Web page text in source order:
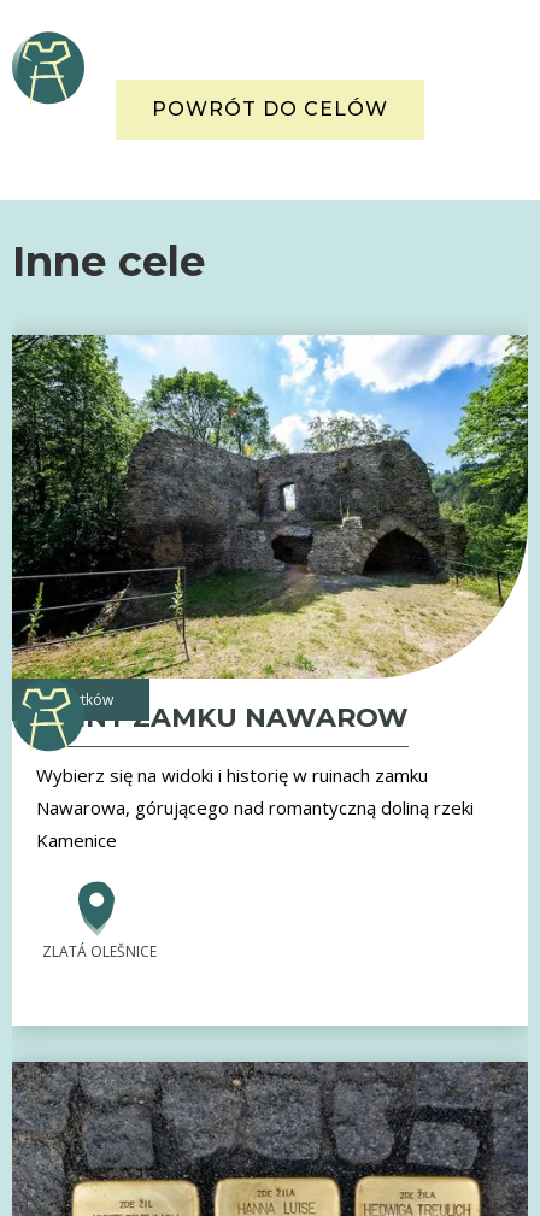
POWRÓT DO CELÓW
Inne cele
zabytków
RUINY ZAMKU NAWAROW
Wybierz się na widoki i historię w ruinach zamku
Nawarowa, górującego nad romantyczną doliną rzeki
Kamenice
ZLATÁ OLEŠNICE